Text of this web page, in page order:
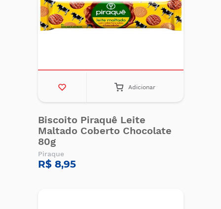
Adicionar
Biscoito Piraquê Leite
Maltado Coberto Chocolate
80g
Piraque
R$ 8,95